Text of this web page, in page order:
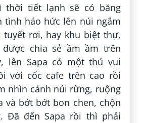
thời tiết lạnh sẽ có băng
tình háo hức lên núi ngắm
tuyết rơi, hay khu biệt thự,
được chia sẻ ầm ầm trên
lên Sapa có một thú vui
với cốc cafe trên cao rồi
nhìn cảnh núi rừng, ruộng
và bớt bớt bon chen, chộn
Đã đến Sapa rồi thì phải